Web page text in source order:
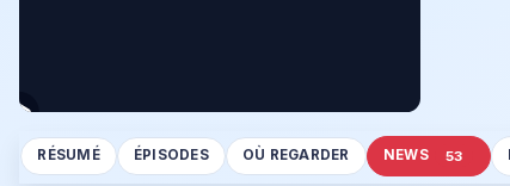
RÉSUMÉ ÉPISODES OÙ REGARDER NEWS 53